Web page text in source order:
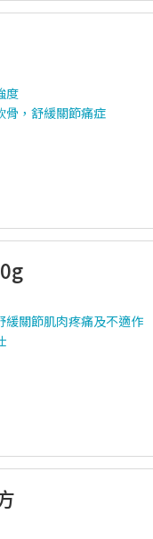
度
骨，舒緩關節痛症
緩關節肌肉疼痛及不適作